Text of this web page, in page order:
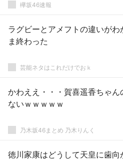
欅坂46速報
ラグビーとアメフトの違いがわ
ま終わった
芸能ネタはこれだけでおｋ
かわええ・・・賀喜遥香ちゃ
ないｗｗｗｗｗ
乃木坂46まとめ 乃木りんく
徳川家康はどうして天皇に歯向